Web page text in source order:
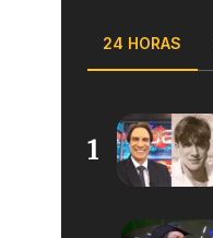
24 HORAS
1